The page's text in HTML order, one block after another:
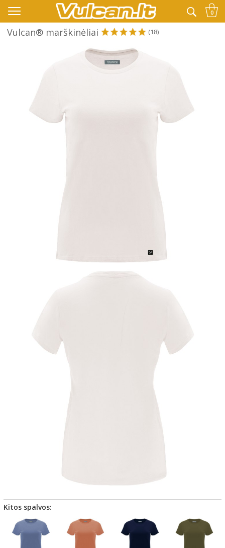
👉 -10% KODAS VISKAM PAPILDOMAI: VASARA 0
Vulcan® marškinėliai (18)
Kitos spalvos: